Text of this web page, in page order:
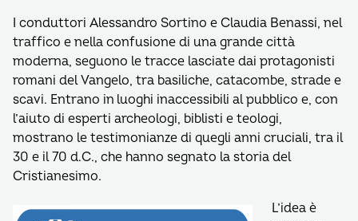
I conduttori Alessandro Sortino e Claudia Benassi, nel
traffico e nella confusione di una grande città
moderna, seguono le tracce lasciate dai protagonisti
romani del Vangelo, tra basiliche, catacombe, strade e
scavi. Entrano in luoghi inaccessibili al pubblico e, con
l’aiuto di esperti archeologi, biblisti e teologi,
mostrano le testimonianze di quegli anni cruciali, tra il
30 e il 70 d.C., che hanno segnato la storia del
Cristianesimo.
L’idea è